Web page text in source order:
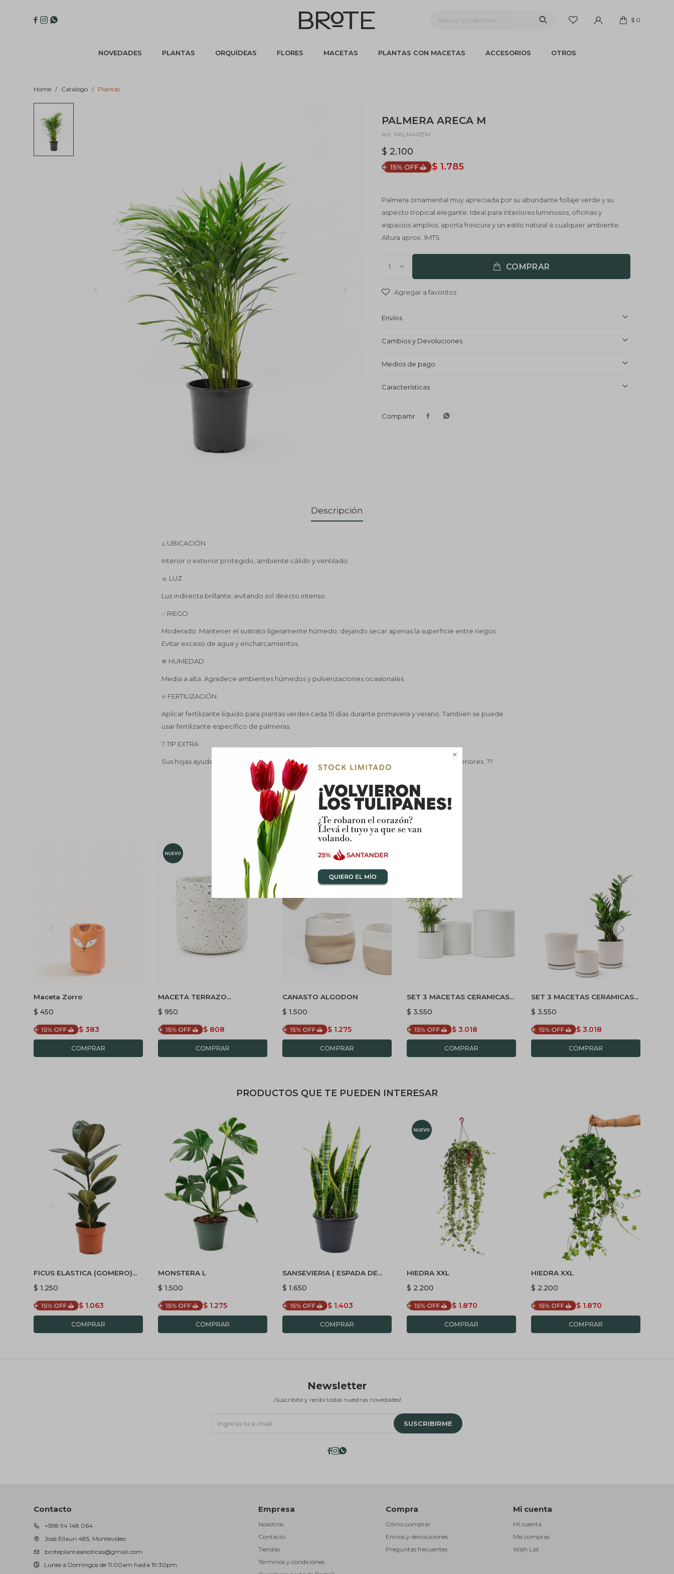

NOVEDADES PLANTAS ORQUÍDEAS FLORES MACETAS PLANTAS CON MACETAS ACCESORIOS OTROS
$ 0
  
Home Catálogo Plantas
PALMERA ARECA M
PALMAREM
$ 2.100
$ 1.785
Palmera ornamental muy apreciada por su abundante follaje verde y su
aspecto tropical elegante. Ideal para interiores luminosos, oficinas y
espacios amplios, aporta frescura y un estilo natural a cualquier ambiente.
Altura aprox. 1MTS
1 COMPRAR
Envíos
Cambios y Devoluciones
Medios de pago
Características
 
Descripción
⌂ UBICACIÓN
Interior o exterior protegido, ambiente cálido y ventilado.
☼ LUZ
Luz indirecta brillante, evitando sol directo intenso.
◌ RIEGO
Moderado. Mantener el sustrato ligeramente húmedo, dejando secar apenas la superficie entre riegos.
Evitar exceso de agua y encharcamientos.
≋ HUMEDAD
Media a alta. Agradece ambientes húmedos y pulverizaciones ocasionales.
⟡ FERTILIZACIÓN
Aplicar fertilizante líquido para plantas verdes cada 15 días durante primavera y verano. Tambien se puede
usar fertilizante especifico de palmeras.
? TIP EXTRA
Sus hojas ayudan a aportar frescura visual y crear ambientes más naturales y relajantes en interiores. ??
COMPLETÁ TU COMPRA
Maceta Zorro
$ 450
$ 383
MACETA TERRAZO
CILINDRICA - BLANCO
$ 950
$ 808
CANASTO ALGODON
$ 1.500
$ 1.275
SET 3 MACETAS CERAMICAS
MINIMALISTAS
$ 3.550
$ 3.018
SET 3 MACETAS CERAMICAS
CON PLATO - BLANCAS
$ 3.550
$ 3.018
PRODUCTOS QUE TE PUEDEN INTERESAR
FICUS ELASTICA (GOMERO)
NEGRO (BURGUNDY) M 1
RAMA
$ 1.250
$ 1.063
MONSTERA L
$ 1.500
$ 1.275
SANSEVIERIA ( ESPADA DE
SAN JORGE) L
$ 1.650
$ 1.403
HIEDRA XXL
$ 2.200
$ 1.870
HIEDRA XXL
$ 2.200
$ 1.870
Contacto
+598 94 148 064
José Ellauri 485, Montevideo
broteplantasexoticas@gmail.com
Lunes a Domingos de 11:00am hasta 19:30pm
Empresa
Nosotros
Contacto
Tiendas
Términos y condiciones
Compra
Cómo comprar
Envíos y devoluciones
Preguntas frecuentes
Mi cuenta
Mi cuenta
Mis compras
Wish List
Newsletter
¡Suscribite y recibí todas nuestras novedades!
SUSCRIBIRME
